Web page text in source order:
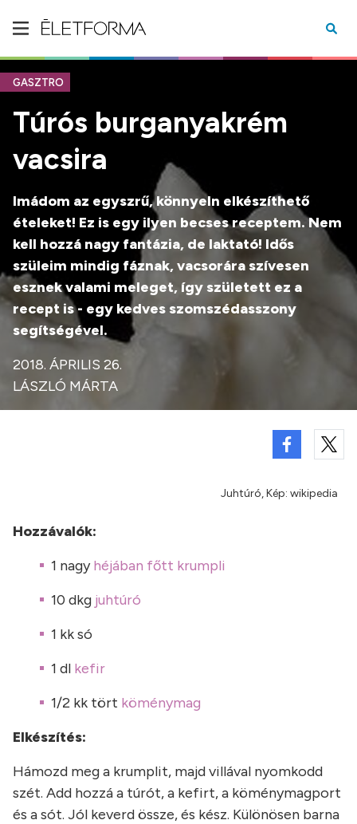
GASZTRO
Túrós burganyakrém
vacsira
Imádom az egyszrű, könnyeln elkészíthető
ételeket! Ez is egy ilyen becses receptem. Nem
kell hozzá nagy fantázia, de laktató! Idős
szüleim mindig fáznak, vacsorára szívesen
esznek valami meleget, így született ez a
recept is - egy kedves szomszédasszony
segítségével.
2018. ÁPRILIS 26.
LÁSZLÓ MÁRTA
Juhtúró, Kép: wikipedia
Hozzávalók:
1 nagyhéjában főtt krumpli
10 dkg juhtúró
1 kk só
1 dl kefir
1/2 kk tört köménymag
Elkészítés:
Hámozd meg a krumplit, majd villával nyomkodd
szét. Add hozzá a túrót, a kefirt, a köménymagport
és a sót. Jól keverd össze, és kész. Különösen barna